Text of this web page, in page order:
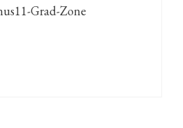
Grad-Zone